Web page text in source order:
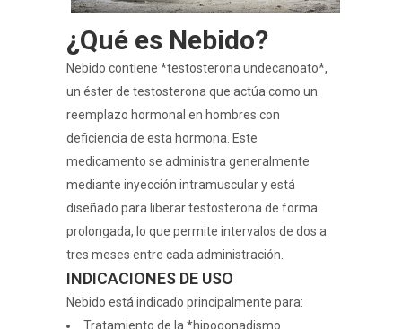
¿Qué es Nebido?
Nebido contiene *testosterona undecanoato*,
un éster de testosterona que actúa como un
reemplazo hormonal en hombres con
deficiencia de esta hormona. Este
medicamento se administra generalmente
mediante inyección intramuscular y está
diseñado para liberar testosterona de forma
prolongada, lo que permite intervalos de dos a
tres meses entre cada administración.
INDICACIONES DE USO
Nebido está indicado principalmente para:
Tratamiento de la *hipogonadismo